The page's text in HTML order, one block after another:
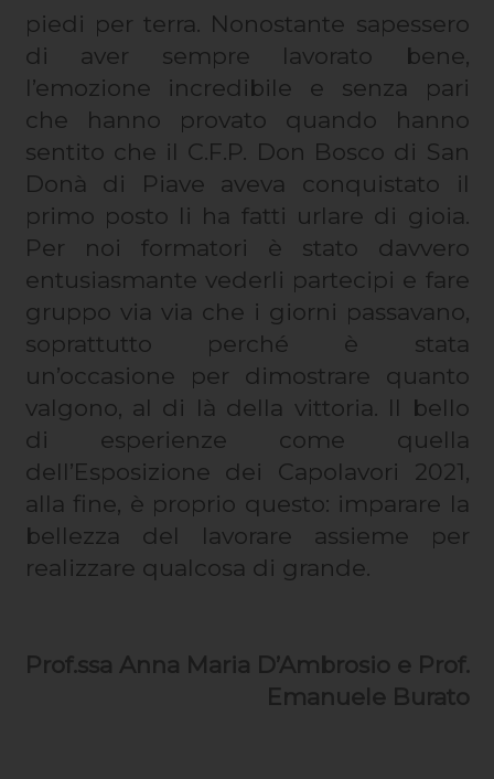
piedi per terra. Nonostante sapessero
di aver sempre lavorato bene,
l’emozione incredibile e senza pari
che hanno provato quando hanno
sentito che il C.F.P. Don Bosco di San
Donà di Piave aveva conquistato il
primo posto li ha fatti urlare di gioia.
Per noi formatori è stato davvero
entusiasmante vederli partecipi e fare
gruppo via via che i giorni passavano,
soprattutto perché è stata
un’occasione per dimostrare quanto
valgono, al di là della vittoria. Il bello
di esperienze come quella
dell’Esposizione dei Capolavori 2021,
alla fine, è proprio questo: imparare la
bellezza del lavorare assieme per
realizzare qualcosa di grande.
Prof.ssa Anna Maria D’Ambrosio e Prof.
Emanuele Burato